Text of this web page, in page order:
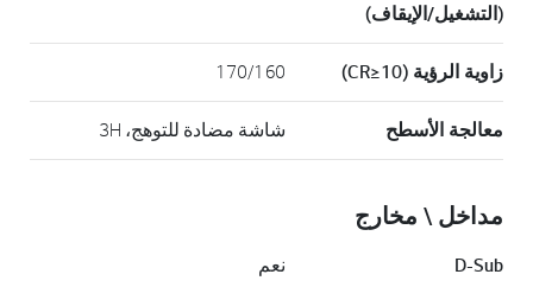
(التشغيل/الإيقاف)
زاوية الرؤية (CR≥10) 170/160
معالجة الأسطح شاشة مضادة للتوهج، 3H
مداخل \ مخارج
D-Sub نعم